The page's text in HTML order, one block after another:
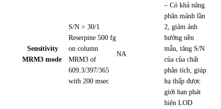
Sensitivity
MRM3 mode
S/N > 30/1
Reserpine 500 fg
on column
MRM3 of
609.3/397/365
with 200 msec
NA
– Có khả năng
phân mảnh lần
2 , giảm ảnh
hưởng nền
mẫu, tăng S/N
của của chất
phân tích, giúp
hạ thấp được
giới hạn phát
hiện LOD